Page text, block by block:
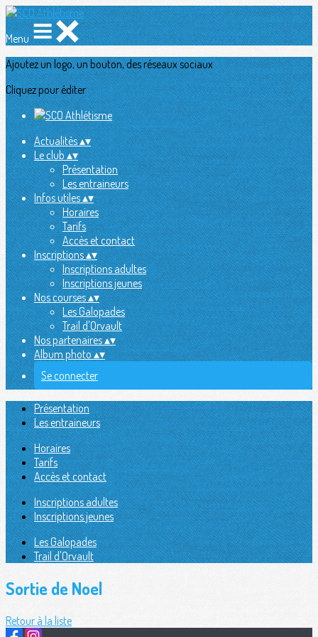
Menu
Ajoutez un logo, un bouton, des réseaux sociaux
Cliquez pour éditer
Actualités▴▾
Le club▴▾
Présentation
Les entraineurs
Infos utiles▴▾
Horaires
Tarifs
Accès et contact
Inscriptions▴▾
Inscriptions adultes
Inscriptions jeunes
Nos courses▴▾
Les Galopades
Trail d'Orvault
Nos partenaires▴▾
Album photo▴▾
Se connecter
Présentation
Les entraineurs
Horaires
Tarifs
Accès et contact
Inscriptions adultes
Inscriptions jeunes
Les Galopades
Trail d'Orvault
Sortie de Noel
Retour à la liste